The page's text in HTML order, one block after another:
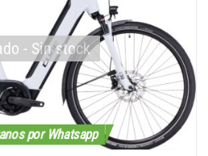
por Whatsapp
- Sin stock